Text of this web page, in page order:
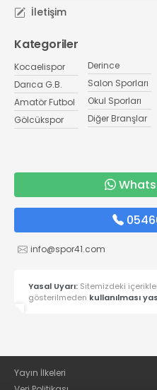
İletişim
Kategoriler
Kocaelispor
Darıca G.B.
Amatör Futbol
Gölcükspor
Derince
Salon Sporları
Okul Sporları
Diğer Branşlar
info@spor41.com
Yasal Uyarı: Sitemizdeki
gösterilmeden kullanılması
Yayın İlkeleri